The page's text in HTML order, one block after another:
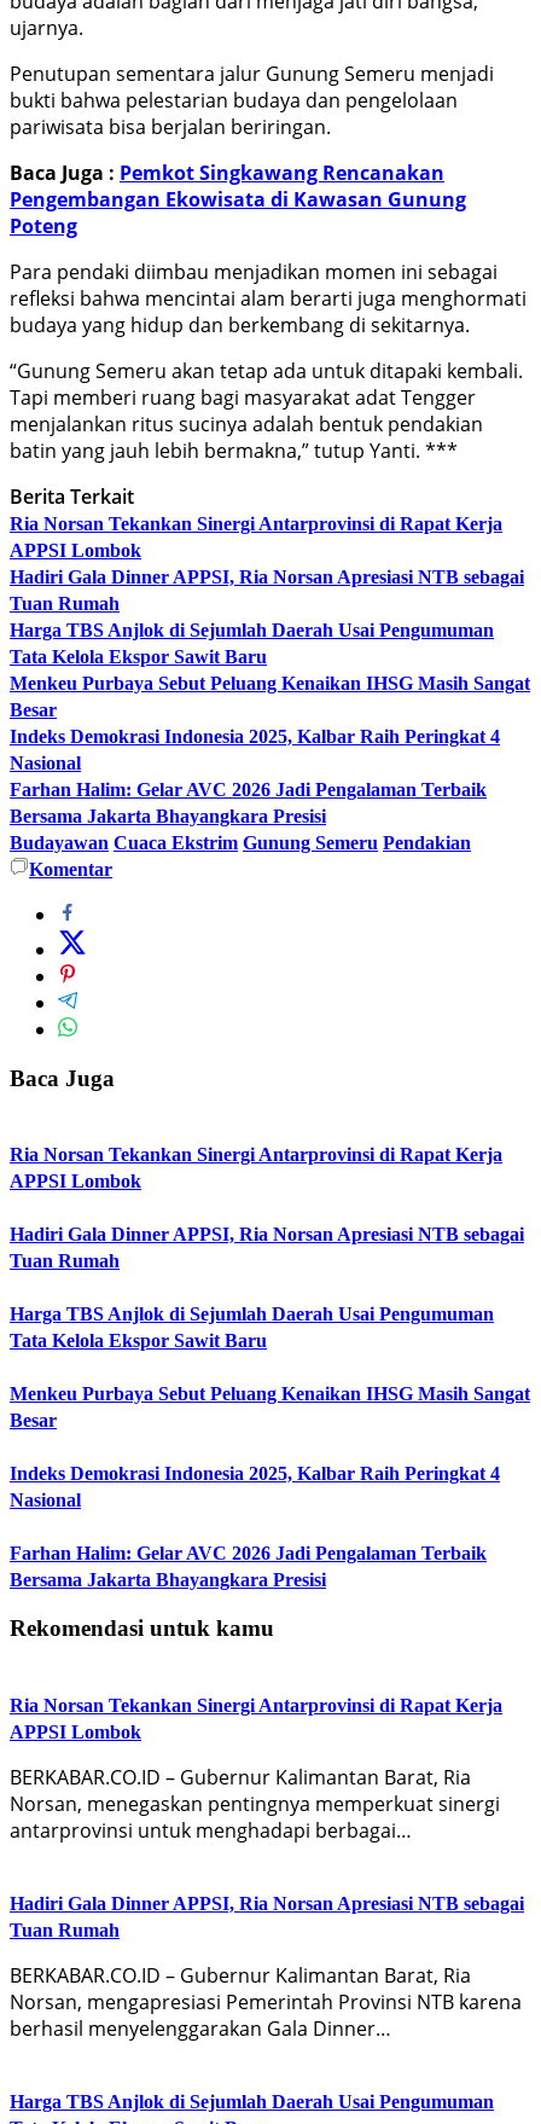
ujarnya.
Penutupan sementara jalur Gunung Semeru menjadi
bukti bahwa pelestarian budaya dan pengelolaan
pariwisata bisa berjalan beriringan.
Baca Juga : Pemkot Singkawang Rencanakan
Pengembangan Ekowisata di Kawasan Gunung
Poteng
Para pendaki diimbau menjadikan momen ini sebagai
refleksi bahwa mencintai alam berarti juga menghormati
budaya yang hidup dan berkembang di sekitarnya.
“Gunung Semeru akan tetap ada untuk ditapaki kembali.
Tapi memberi ruang bagi masyarakat adat Tengger
menjalankan ritus sucinya adalah bentuk pendakian
batin yang jauh lebih bermakna,” tutup Yanti. ***
Berita Terkait
Ria Norsan Tekankan Sinergi Antarprovinsi di Rapat Kerja
APPSI Lombok
Hadiri Gala Dinner APPSI, Ria Norsan Apresiasi NTB sebagai
Tuan Rumah
Harga TBS Anjlok di Sejumlah Daerah Usai Pengumuman
Tata Kelola Ekspor Sawit Baru
Menkeu Purbaya Sebut Peluang Kenaikan IHSG Masih Sangat
Besar
Indeks Demokrasi Indonesia 2025, Kalbar Raih Peringkat 4
Nasional
Farhan Halim: Gelar AVC 2026 Jadi Pengalaman Terbaik
Bersama Jakarta Bhayangkara Presisi
Budayawan Cuaca Ekstrim Gunung Semeru Pendakian
Komentar
Baca Juga
Ria Norsan Tekankan Sinergi Antarprovinsi di Rapat Kerja
APPSI Lombok
Hadiri Gala Dinner APPSI, Ria Norsan Apresiasi NTB sebagai
Tuan Rumah
Harga TBS Anjlok di Sejumlah Daerah Usai Pengumuman
Tata Kelola Ekspor Sawit Baru
Menkeu Purbaya Sebut Peluang Kenaikan IHSG Masih Sangat
Besar
Indeks Demokrasi Indonesia 2025, Kalbar Raih Peringkat 4
Nasional
Farhan Halim: Gelar AVC 2026 Jadi Pengalaman Terbaik
Bersama Jakarta Bhayangkara Presisi
Rekomendasi untuk kamu
Ria Norsan Tekankan Sinergi Antarprovinsi di Rapat Kerja
APPSI Lombok
BERKABAR.CO.ID – Gubernur Kalimantan Barat, Ria
Norsan, menegaskan pentingnya memperkuat sinergi
antarprovinsi untuk menghadapi berbagai…
Hadiri Gala Dinner APPSI, Ria Norsan Apresiasi NTB sebagai
Tuan Rumah
BERKABAR.CO.ID – Gubernur Kalimantan Barat, Ria
Norsan, mengapresiasi Pemerintah Provinsi NTB karena
berhasil menyelenggarakan Gala Dinner…
Harga TBS Anjlok di Sejumlah Daerah Usai Pengumuman